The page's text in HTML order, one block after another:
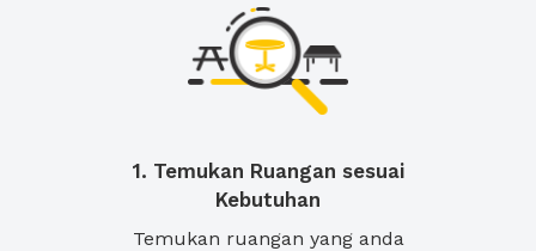
1. Temukan Ruangan sesuai
Kebutuhan
Temukan ruangan yang anda